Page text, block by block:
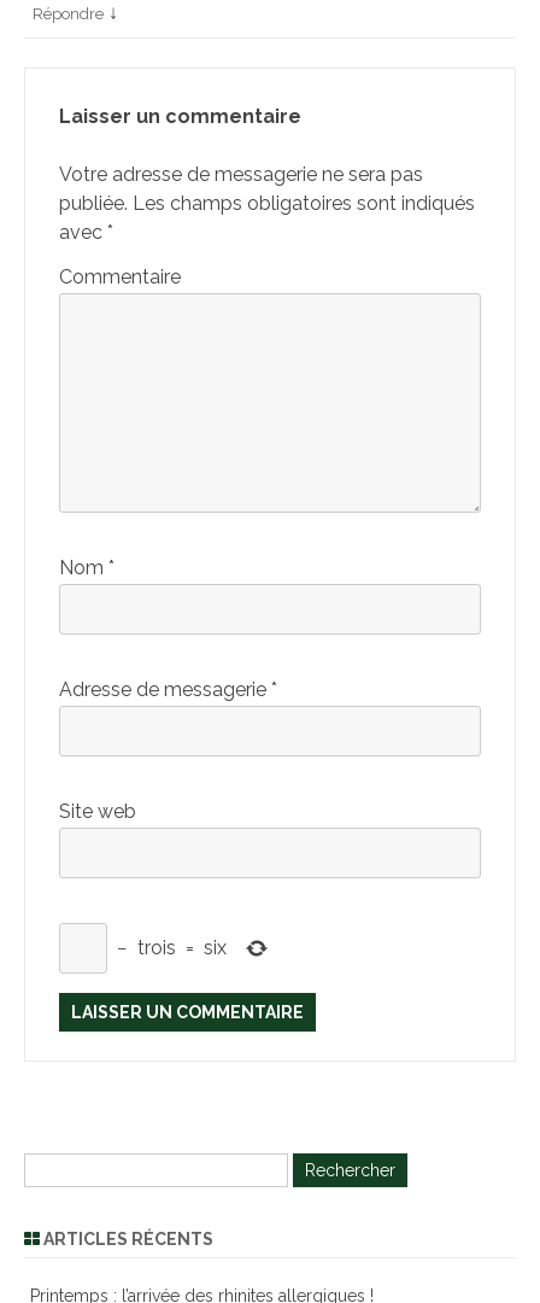
Répondre ↓
Laisser un commentaire
Votre adresse de messagerie ne sera pas
publiée. Les champs obligatoires sont indiqués
avec *
Commentaire
Nom *
Adresse de messagerie *
Site web
− trois = six
ARTICLES RÉCENTS
Printemps : l’arrivée des rhinites allergiques !